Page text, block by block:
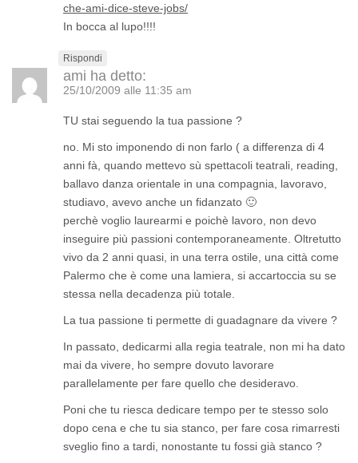
che-ami-dice-steve-jobs/
In bocca al lupo!!!!
Rispondi
ami ha detto:
25/10/2009 alle 11:35 am
TU stai seguendo la tua passione ?
no. Mi sto imponendo di non farlo ( a differenza di 4
anni fà, quando mettevo sù spettacoli teatrali, reading,
ballavo danza orientale in una compagnia, lavoravo,
studiavo, avevo anche un fidanzato 🙂
perchè voglio laurearmi e poichè lavoro, non devo
inseguire più passioni contemporaneamente. Oltretutto
vivo da 2 anni quasi, in una terra ostile, una città come
Palermo che è come una lamiera, si accartoccia su se
stessa nella decadenza più totale.
La tua passione ti permette di guadagnare da vivere ?
In passato, dedicarmi alla regia teatrale, non mi ha dato
mai da vivere, ho sempre dovuto lavorare
parallelamente per fare quello che desideravo.
Poni che tu riesca dedicare tempo per te stesso solo
dopo cena e che tu sia stanco, per fare cosa rimarresti
sveglio fino a tardi, nonostante tu fossi già stanco ?